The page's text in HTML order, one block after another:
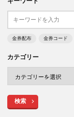
キーワード
金券配布 金券コード
カテゴリー
検索